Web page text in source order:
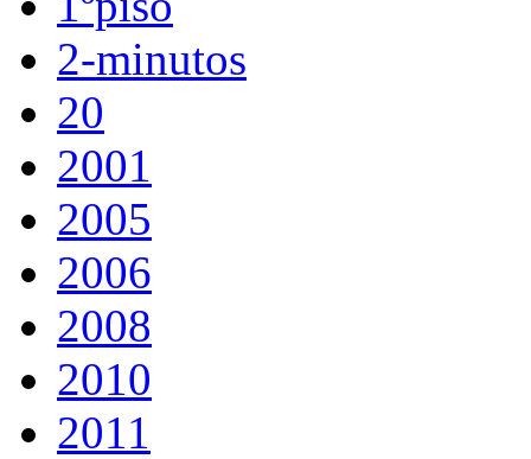
2-minutos
20
2001
2005
2006
2008
2010
2011